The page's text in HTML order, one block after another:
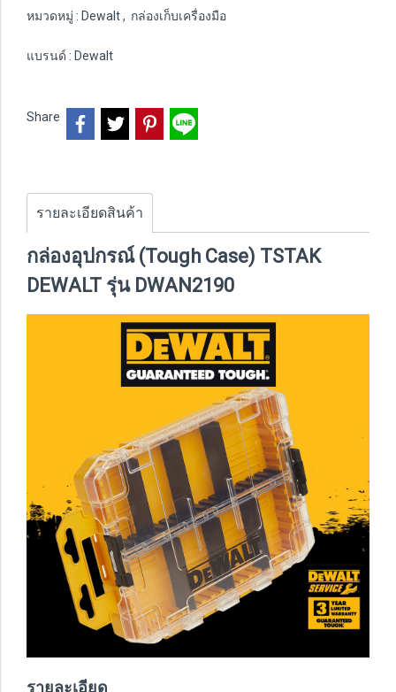
หมวดหมู่ : Dewalt, กล่องเก็บเครื่องมือ
แบรนด์ : Dewalt
Share
รายละเอียดสินค้า
กล่องอุปกรณ์ (Tough Case) TSTAK
DEWALT รุ่น DWAN2190
รายละเอียด